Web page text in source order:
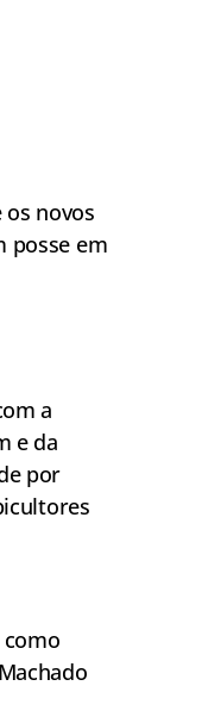
os novos
posse em
a
e da
por